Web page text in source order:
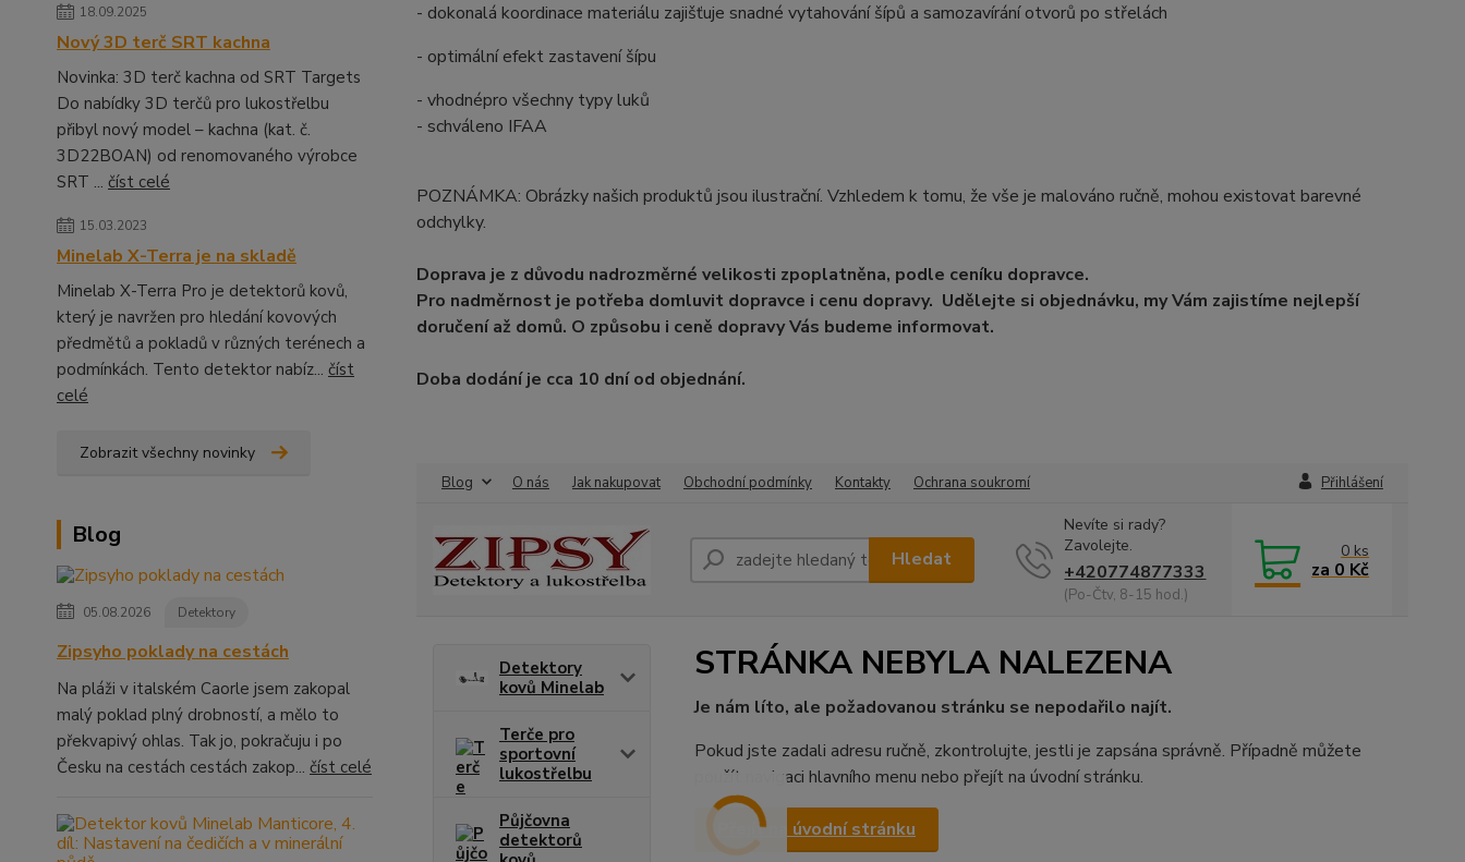
18.09.2025
Nový 3D terč SRT kachna
Novinka: 3D terč kachna od SRT Targets
Do nabídky 3D terčů pro lukostřelbu
přibyl nový model – kachna (kat. č.
3D22BOAN) od renomovaného výrobce
SRT ... číst celé
15.03.2023
Minelab X-Terra je na skladě
Minelab X-Terra Pro je detektorů kovů,
který je navržen pro hledání kovových
předmětů a pokladů v různých terénech a
podmínkách. Tento detektor nabíz... číst
celé
Zobrazit všechny novinky
Blog
05.08.2026 Detektory
Zipsyho poklady na cestách
Na pláži v italském Caorle jsem zakopal
malý poklad plný drobností, a mělo to
překvapivý ohlas. Tak jo, pokračuju i po
Česku na cestách cestách zakop... číst celé
- dokonalá koordinace materiálu zajišťuje snadné vytahování šípů a samozavírání otvorů po střelách
- optimální efekt zastavení šípu
- vhodnépro všechny typy luků
- schváleno IFAA
POZNÁMKA: Obrázky našich produktů jsou ilustrační. Vzhledem k tomu, že vše je malováno ručně, mohou existovat barevné
odchylky.
Doprava je z důvodu nadrozměrné velikosti zpoplatněna, podle ceníku dopravce.
Pro nadměrnost je potřeba domluvit dopravce i cenu dopravy. Udělejte si objednávku, my Vám zajistíme nejlepší
doručení až domů. O způsobu i ceně dopravy Vás budeme informovat.
Doba dodání je cca 10 dní od objednání.
Blog O nás Jak nakupovat Obchodní podmínky Kontakty Ochrana soukromí Přihlášení
Hledat
Nevíte si rady?
Zavolejte.
+420774877333
(Po-Čtv, 8-15 hod.)
0 ks
za 0 Kč
Detektory
kovů Minelab
Terče pro
sportovní
lukostřelbu
Půjčovna
detektorů
STRÁNKA NEBYLA NALEZENA
Je nám líto, ale požadovanou stránku se nepodařilo najít.
Pokud jste zadali adresu ručně, zkontrolujte, jestli je zapsána správně. Případně můžete
použít navigaci hlavního menu nebo přejít na úvodní stránku.
Přejít na úvodní stránku